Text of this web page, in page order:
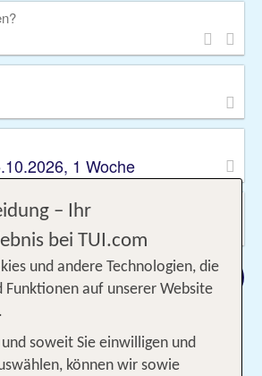
Zusatzleistungen
1 Woche
Suchen
– Ihr
bei TUI.com
und andere Technologien, die
Funktionen auf unserer Website
soweit Sie einwilligen und
können wir sowie